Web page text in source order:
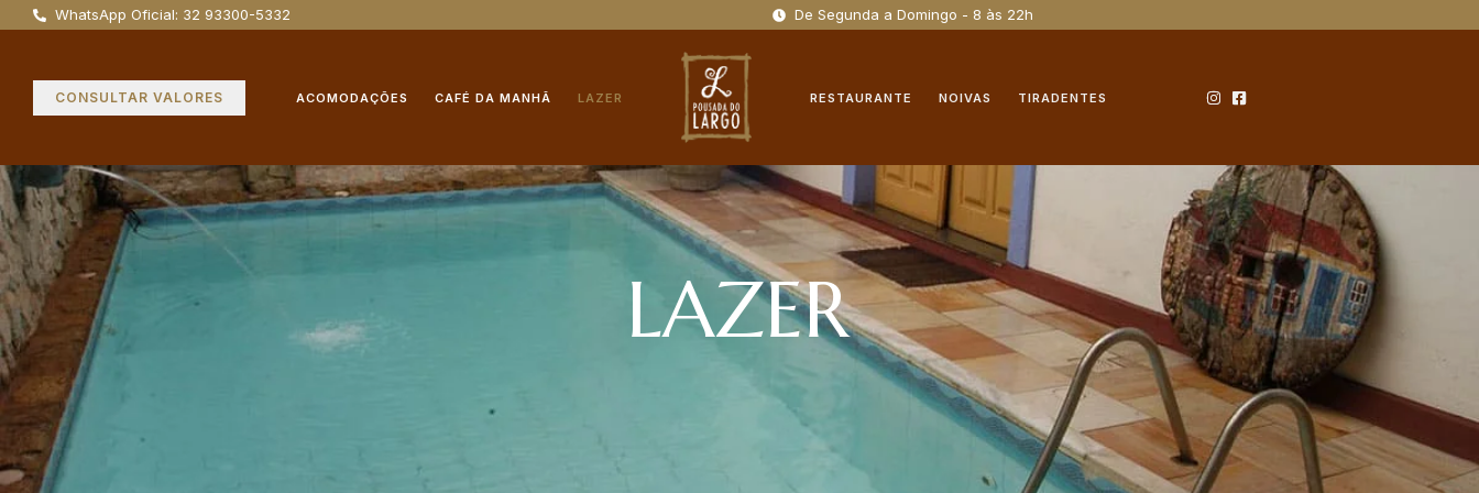
WhatsApp Oficial: 32 93300-5332 De Segunda a Domingo - 8 às 22h
CONSULTAR VALORES ACOMODAÇÕES CAFÉ DA MANHÃ LAZER RESTAURANTE NOIVAS TIRADENTES
LAZER